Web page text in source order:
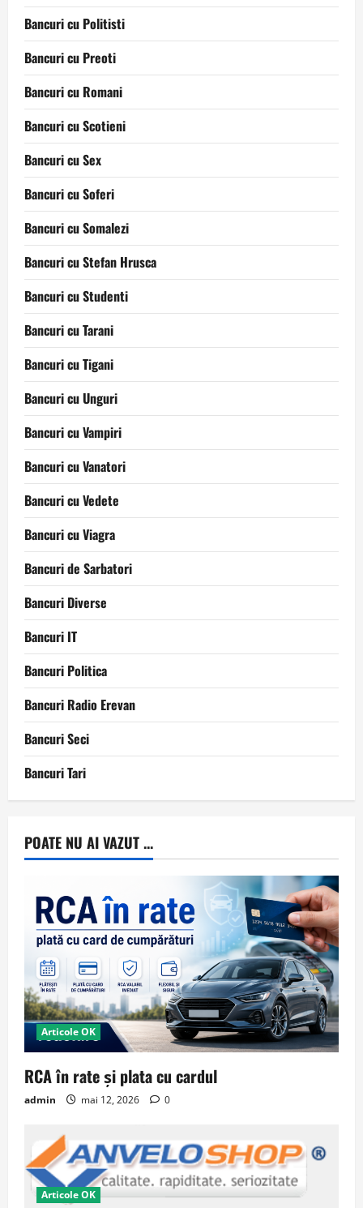
Bancuri cu Politisti
Bancuri cu Preoti
Bancuri cu Romani
Bancuri cu Scotieni
Bancuri cu Sex
Bancuri cu Soferi
Bancuri cu Somalezi
Bancuri cu Stefan Hrusca
Bancuri cu Studenti
Bancuri cu Tarani
Bancuri cu Tigani
Bancuri cu Unguri
Bancuri cu Vampiri
Bancuri cu Vanatori
Bancuri cu Vedete
Bancuri cu Viagra
Bancuri de Sarbatori
Bancuri Diverse
Bancuri IT
Bancuri Politica
Bancuri Radio Erevan
Bancuri Seci
Bancuri Tari
POATE NU AI VAZUT ...
Articole OK
RCA în rate și plata cu cardul
admin mai 12, 2026 0
Articole OK